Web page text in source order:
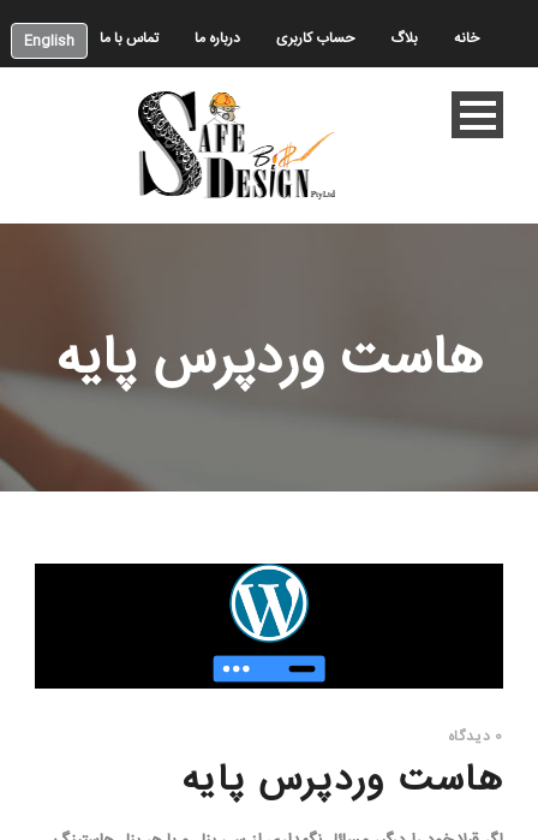
خانه بلاگ حساب کاربری درباره ما تماس با ما English
هاست وردپرس پایه
0 دیدگاه
هاست وردپرس پایه